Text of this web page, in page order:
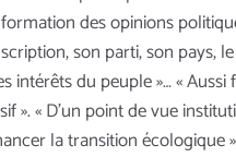
des opinions
son parti, son pays,
du peuple »… «
« D’un point de vue
la transition écologique